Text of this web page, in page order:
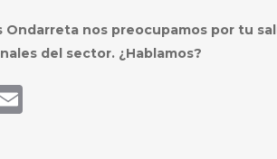
Ondarreta nos preocupamos por tu
del sector. ¿Hablamos?